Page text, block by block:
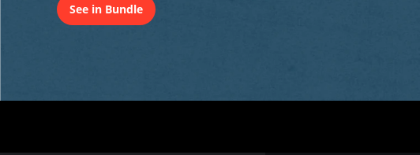
See in Bundle